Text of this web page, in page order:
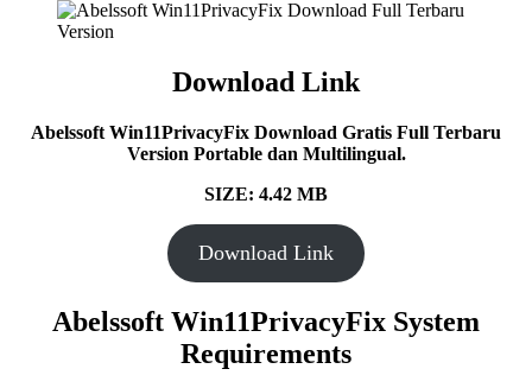
Download Link
Abelssoft Win11PrivacyFix Download Gratis Full Terbaru
Version Portable dan Multilingual.
SIZE: 4.42 MB
Download Link
Abelssoft Win11PrivacyFix System
Requirements